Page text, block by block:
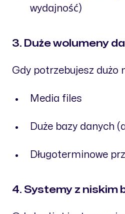
wydajność)
3. Duże wolumeny
Gdy potrzebujesz dużo
Media files
Duże bazy danych
Długoterminowe
4. Systemy z niskim